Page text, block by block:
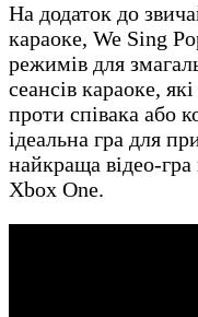
На додаток до
караоке, We Sing
режимів для
сеансів караоке,
проти співака або
ідеальна гра для
найкраща відео-
Xbox One.